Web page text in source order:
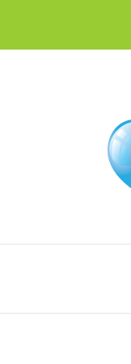
ja õhupallitrükk